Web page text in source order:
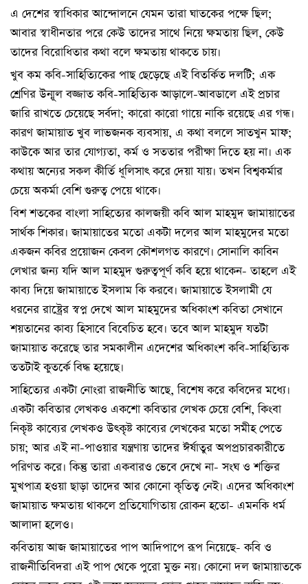
এ দেশের স্বাধিকার আন্দোলনে যেমন তারা ঘাতকের পক্ষে ছিল;
আবার স্বাধীনতার পরে কেউ তাদের সাথে নিয়ে ক্ষমতায় ছিল, কেউ
তাদের বিরোধিতার কথা বলে ক্ষমতায় থাকতে চায়।
খুব কম কবি-সাহিত্যিকের পাছ ছেড়েছে এই বিতর্কিত দলটি; এক
শ্রেণির উন্মূল বজ্জাত কবি-সাহিত্যিক আড়ালে-আবডালে এই প্রচার
জারি রাখতে চেয়েছে সর্বদা; কারো কারো গায়ে নাকি রয়েছে এর গন্ধ।
কারণ জামায়াত খুব লাভজনক ব্যবসায়, এ কথা বললে সাতখুন মাফ;
কাউকে আর তার যোগ্যতা, কর্ম ও সততার পরীক্ষা দিতে হয় না। এক
কথায় অন্যের সকল কীর্তি ধূলিসাৎ করে দেয়া যায়। তখন বিশ্বকর্মার
চেয়ে অকর্মা বেশি গুরুত্ব পেয়ে থাকে।
বিশ শতকের বাংলা সাহিত্যের কালজয়ী কবি আল মাহমুদ জামায়াতের
সার্থক শিকার। জামায়াতের মতো একটা দলের আল মাহমুদের মতো
একজন কবির প্রয়োজন কেবল কৌশলগত কারণে। সোনালি কাবিন
লেখার জন্য যদি আল মাহমুদ গুরুত্বপূর্ণ কবি হয়ে থাকেন- তাহলে এই
কাব্য দিয়ে জামায়াতে ইসলাম কি করবে। জামায়াতে ইসলামী যে
ধরনের রাষ্ট্রের স্বপ্ন দেখে আল মাহমুদের অধিকাংশ কবিতা সেখানে
শয়তানের কাব্য হিসাবে বিবেচিত হবে। তবে আল মাহমুদ যতটা
জামায়াত করেছে তার সমকালীন এদেশের অধিকাংশ কবি-সাহিত্যিক
ততটাই কুতর্কে বিদ্ধ হয়েছে।
সাহিত্যের একটা নোংরা রাজনীতি আছে, বিশেষ করে কবিদের মধ্যে।
একটা কবিতার লেখকও একশো কবিতার লেখক চেয়ে বেশি, কিংবা
নিকৃষ্ট কাব্যের লেখকও উৎকৃষ্ট কাব্যের লেখকের মতো সমীহ পেতে
চায়; আর এই না-পাওয়ার যন্ত্রণায় তাদের ঈর্ষাতুর অপপ্রচারকারীতে
পরিণত করে। কিন্তু তারা একবারও ভেবে দেখে না- সংঘ ও শক্তির
মুখপাত্র হওয়া ছাড়া তাদের আর কোনো কৃতিত্ব নেই। এদের অধিকাংশ
জামায়াত ক্ষমতায় থাকলে প্রতিযোগিতায় রোকন হতো- এমনকি ধর্ম
আলাদা হলেও।
কবিতায় আজ জামায়াতের পাপ আদিপাপে রূপ নিয়েছে- কবি ও
রাজনীতিবিদরা এই পাপ থেকে পুরো মুক্ত নয়। কোনো দল জামায়াতকে